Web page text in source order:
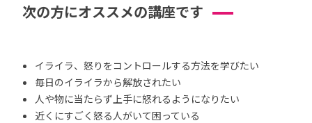
次の方にオススメの講座です
イライラ、怒りをコントロールする方法を学びたい
毎日のイライラから解放されたい
人や物に当たらず上手に怒れるようになりたい
近くにすごく怒る人がいて困っている